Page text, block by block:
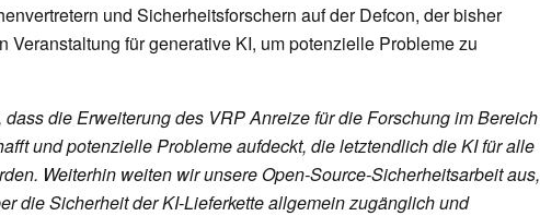
und Sicherheitsforschern auf der Defcon, der bisher
Veranstaltung für generative KI, um potenzielle Probleme zu
dass die Erweiterung des VRP Anreize für die Forschung im Bereich
und potenzielle Probleme aufdeckt, die letztendlich die KI für alle
Weiterhin weiten wir unsere Open-Source-Sicherheitsarbeit aus,
die Sicherheit der KI-Lieferkette allgemein zugänglich und